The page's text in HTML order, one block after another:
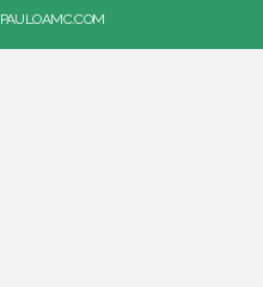
PAULOAMC.COM